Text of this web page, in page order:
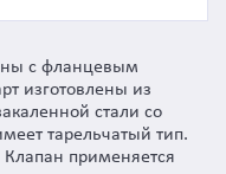
с фланцевым
изготовлены из
стали со
тарельчатый тип.
Клапан применяется